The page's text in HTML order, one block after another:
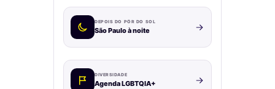
DEPOIS DO PÔR DO SOL
São Paulo à noite
DIVERSIDADE
Agenda LGBTQIA+